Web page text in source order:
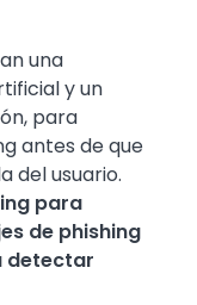
una
y un
para
antes de que
del usuario.
para
de phishing
detectar